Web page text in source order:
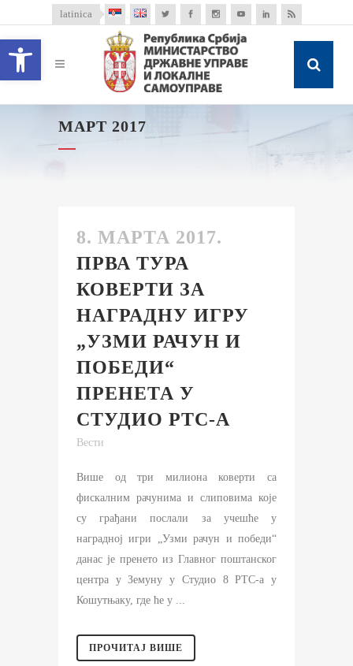
Open toolbar
latinica
МАРТ 2017
8. МАРТА 2017.
ПРВА ТУРА
КОВЕРТИ ЗА
НАГРАДНУ ИГРУ
„УЗМИ РАЧУН И
ПОБЕДИ“
ПРЕНЕТА У
СТУДИО РТС-А
Вести
Више од три милиона коверти са
фискалним рачунима и слиповима које
су грађани послали за учешће у
наградној игри „Узми рачун и победи“
данас је пренето из Главног поштанског
центра у Земуну у Студио 8 РТС-а у
Кошутњаку, где ће у ...
ПРОЧИТАЈ ВИШЕ